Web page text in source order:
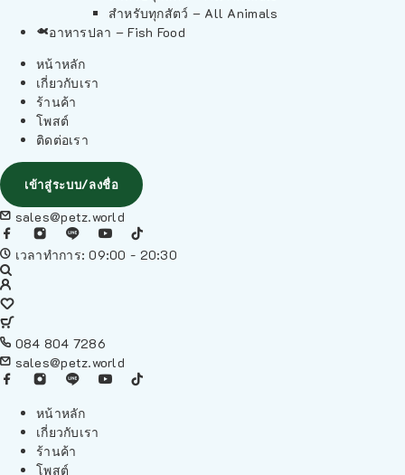
สำหรับทุกสัตว์ – All Animals
อาหารปลา – Fish Food
หน้าหลัก
เกี่ยวกับเรา
ร้านค้า
โพสต์
ติดต่อเรา
เข้าสู่ระบบ/ลงชื่อ
sales@petz.world
เวลาทำการ: 09:00 - 20:30
084 804 7286
sales@petz.world
หน้าหลัก
เกี่ยวกับเรา
ร้านค้า
โพสต์